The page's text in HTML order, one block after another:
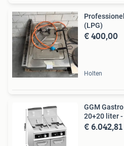
(LPG)
€ 400,00
Holten
GGM
20+20 liter -
€ 6.042,81